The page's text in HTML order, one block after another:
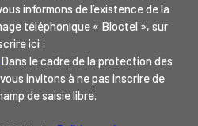
informons de l’existence de la
téléphonique « Bloctel », sur
ici :
Dans le cadre de la protection des
invitons à ne pas inscrire de
de saisie libre.